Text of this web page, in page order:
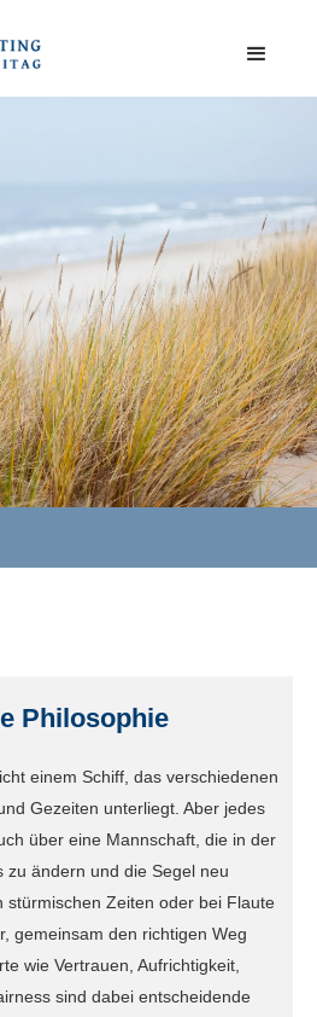
Philosophie
einem Schiff, das verschiedenen
Gezeiten unterliegt. Aber jedes
über eine Mannschaft, die in der
zu ändern und die Segel neu
stürmischen Zeiten oder bei Flaute
gemeinsam den richtigen Weg
wie Vertrauen, Aufrichtigkeit,
sind dabei entscheidende